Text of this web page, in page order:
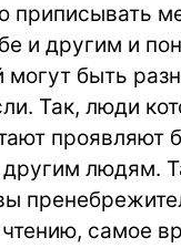
приписывать
и другим и
могут быть
Так, люди
проявляют
людям.
чтению, самое